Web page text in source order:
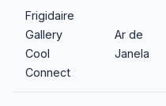
Frigidaire
Gallery
Cool
Connect
Ar de
Janela